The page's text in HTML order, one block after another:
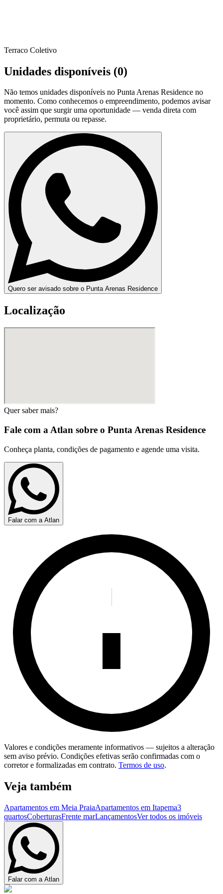
Terraco Coletivo
Unidades disponíveis (0)
Não temos unidades disponíveis no Punta Arenas Residence no
momento. Como conhecemos o empreendimento, podemos avisar
você assim que surgir uma oportunidade — venda direta com
proprietário, permuta ou repasse.
Quero ser avisado sobre o Punta Arenas Residence
Localização
Quer saber mais?
Fale com a Atlan sobre o Punta Arenas Residence
Conheça planta, condições de pagamento e agende uma visita.
Falar com a Atlan
Valores e condições meramente informativos — sujeitos a alteração
sem aviso prévio. Condições efetivas serão confirmadas com o
corretor e formalizadas em contrato. Termos de uso.
Veja também
Apartamentos em Meia PraiaApartamentos em Itapema3
quartosCoberturasFrente marLançamentosVer todos os imóveis
Falar com a Atlan